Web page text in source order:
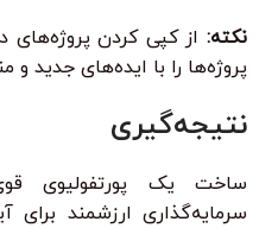
نکته: از کپی کردن پروژه‌های
پروژه‌ها را با ایده‌های جدید
نتیجه‌گیری
ساخت یک پورتفولیوی
سرمایه‌گذاری ارزشمند